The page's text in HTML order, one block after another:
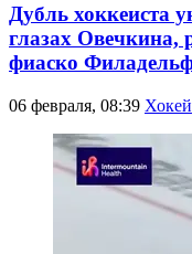
Дубль хоккеиста
глазах Овечкина,
фиаско
06 февраля, 08:39 Хокей